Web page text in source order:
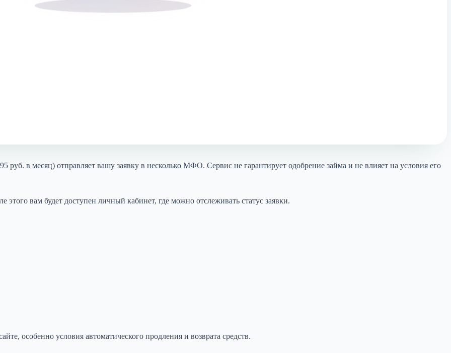
в месяц) отправляет вашу заявку в несколько МФО. Сервис не гарантирует одобрение займа и не влияет на условия его
этого вам будет доступен личный кабинет, где можно отслеживать статус заявки.
особенно условия автоматического продления и возврата средств.